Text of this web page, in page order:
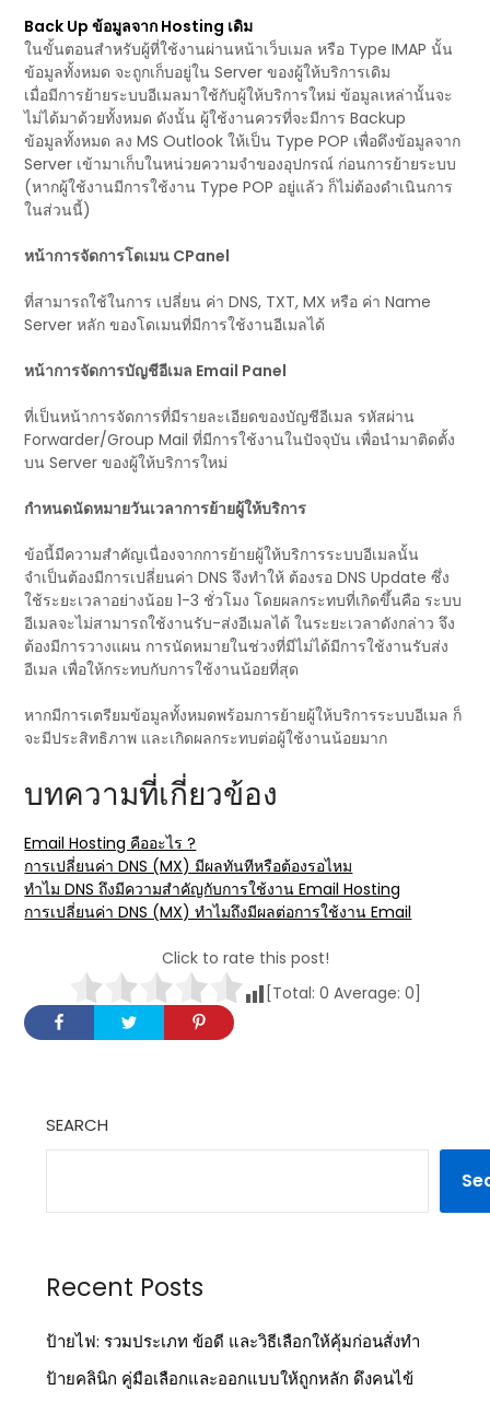
Back Up ข้อมูลจาก Hosting เดิม
ในขั้นตอนสำหรับผู้ที่ใช้งานผ่านหน้าเว็บเมล หรือ Type IMAP นั้น
ข้อมูลทั้งหมด จะถูกเก็บอยู่ใน Server ของผู้ให้บริการเดิม
เมื่อมีการย้ายระบบอีเมลมาใช้กับผู้ให้บริการใหม่ ข้อมูลเหล่านั้นจะ
ไม่ได้มาด้วยทั้งหมด ดังนั้น ผู้ใช้งานควรที่จะมีการ Backup
ข้อมูลทั้งหมด ลง MS Outlook ให้เป็น Type POP เพื่อดึงข้อมูลจาก
Server เข้ามาเก็บในหน่วยความจำของอุปกรณ์ ก่อนการย้ายระบบ
(หากผู้ใช้งานมีการใช้งาน Type POP อยู่แล้ว ก็ไม่ต้องดำเนินการ
ในส่วนนี้)
หน้าการจัดการโดเมน CPanel
ที่สามารถใช้ในการ เปลี่ยน ค่า DNS, TXT, MX หรือ ค่า Name
Server หลัก ของโดเมนที่มีการใช้งานอีเมลได้
หน้าการจัดการบัญชีอีเมล Email Panel
ที่เป็นหน้าการจัดการที่มีรายละเอียดของบัญชีอีเมล รหัสผ่าน
Forwarder/Group Mail ที่มีการใช้งานในปัจจุบัน เพื่อนำมาติดตั้ง
บน Server ของผู้ให้บริการใหม่
กำหนดนัดหมายวันเวลาการย้ายผู้ให้บริการ
ข้อนี้มีความสำคัญเนื่องจากการย้ายผู้ให้บริการระบบอีเมลนั้น
จำเป็นต้องมีการเปลี่ยนค่า DNS จึงทำให้ ต้องรอ DNS Update ซึ่ง
ใช้ระยะเวลาอย่างน้อย 1-3 ชั่วโมง โดยผลกระทบที่เกิดขึ้นคือ ระบบ
อีเมลจะไม่สามารถใช้งานรับ-ส่งอีเมลได้ ในระยะเวลาดังกล่าว จึง
ต้องมีการวางแผน การนัดหมายในช่วงที่มีไม่ได้มีการใช้งานรับส่ง
อีเมล เพื่อให้กระทบกับการใช้งานน้อยที่สุด
หากมีการเตรียมข้อมูลทั้งหมดพร้อมการย้ายผู้ให้บริการระบบอีเมล ก็
จะมีประสิทธิภาพ และเกิดผลกระทบต่อผู้ใช้งานน้อยมาก
บทความที่เกี่ยวข้อง
Email Hosting คืออะไร ?
การเปลี่ยนค่า DNS (MX) มีผลทันทีหรือต้องรอไหม
ทำไม DNS ถึงมีความสำคัญกับการใช้งาน Email Hosting
การเปลี่ยนค่า DNS (MX) ทำไมถึงมีผลต่อการใช้งาน Email
Click to rate this post!
[Total: 0 Average: 0]
SEARCH
Recent Posts
ป้ายไฟ: รวมประเภท ข้อดี และวิธีเลือกให้คุ้มก่อนสั่งทำ
ป้ายคลินิก คู่มือเลือกและออกแบบให้ถูกหลัก ดึงคนไข้